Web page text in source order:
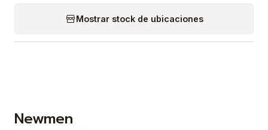
Mostrar stock de ubicaciones
Newmen